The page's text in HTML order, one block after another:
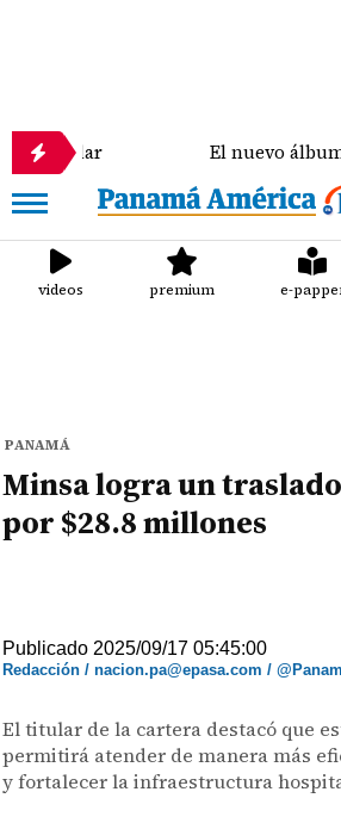
El nuevo álbum de
videos premium e-
PANAMÁ
Minsa logra un
por $28.8 millones
Publicado 2025/09/17 05:45:00
Redacción / nacion.pa@epasa.com /
El titular de la cartera destacó que
permitirá atender de manera más
y fortalecer la infraestructura